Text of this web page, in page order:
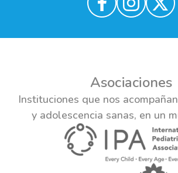
Asociaciones
Instituciones que nos
y adolescencia sanas, en un